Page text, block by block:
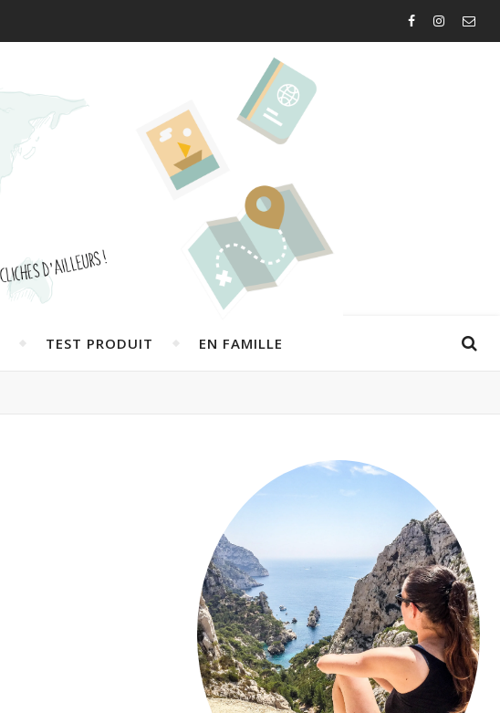
TEST PRODUIT EN FAMILLE